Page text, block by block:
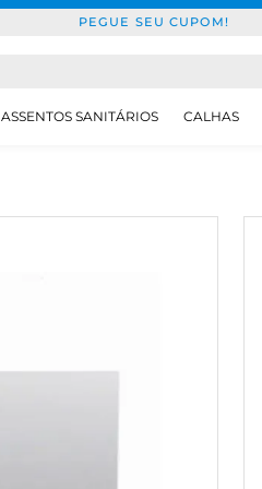
PEGUE SEU CUPOM!
ASSENTOS SANITÁRIOS CALHAS